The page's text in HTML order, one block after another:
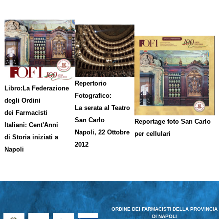
Libro:La Federazione
degli Ordini
dei Farmacisti
Italiani: Cent'Anni
di Storia iniziati a
Napoli
Repertorio
Fotografico:
La serata al Teatro
San Carlo
Napoli, 22 Ottobre
2012
Reportage foto San Carlo
per cellulari
ORDINE DEI FARMACISTI DELLA PROVINCIA
DI NAPOLI